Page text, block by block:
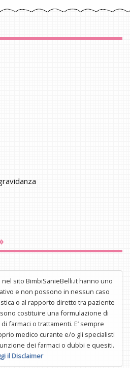
sito BimbiSanieBelli.it hanno uno
e non possono in nessun caso
o al rapporto diretto tra paziente
costituire una formulazione di
farmaci o trattamenti. E’ sempre
medico curante e/o gli specialisti
dei farmaci o dubbi e quesiti.
il Disclaimer